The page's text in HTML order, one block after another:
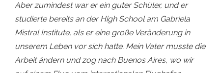
Aber zumindest war er ein guter Schüler, und er
studierte bereits an der High School am Gabriela
Mistral Institute, als er eine große Veränderung in
unserem Leben vor sich hatte. Mein Vater musste die
Arbeit ändern und zog nach Buenos Aires, wo wir